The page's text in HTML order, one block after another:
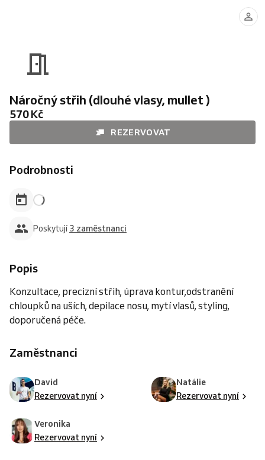
Náročný střih (dlouhé vlasy, mullet )
570 Kč
REZERVOVAT
Podrobnosti
Poskytují 3 zaměstnanci
Popis
Konzultace, precizní střih, úprava kontur,odstranění
chloupků na uších, depilace nosu, mytí vlasů, styling,
doporučená péče.
Zaměstnanci
David
Rezervovat nyní
Natálie
Rezervovat nyní
Veronika
Rezervovat nyní